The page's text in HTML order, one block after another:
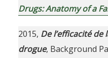
Drugs: Anatomy of a
2015, De l’efficacité
drogue, Background